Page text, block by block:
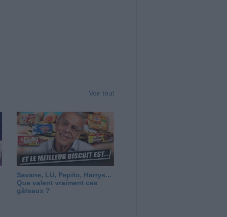
Voir tout
Savane, LU, Pepito, Harrys...
Que valent vraiment ces
gâteaux ?